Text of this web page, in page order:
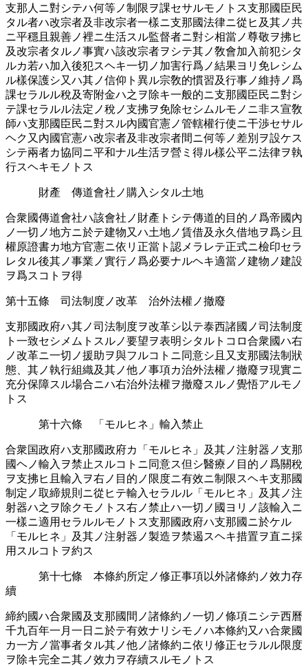
支那人ニ對シテハ何等ノ制限ヲ課セサルモノトス支那國臣民
タル者ハ改宗者及非改宗者一樣ニ支那國法律ニ從ヒ及其ノ共
ニ平穩且親善ノ裡ニ生活スル監督者ニ對シ相當ノ尊󠄁敬ヲ拂ヒ
及改宗者タルノ事實ハ該改宗者ヲシテ其ノ敎會加入前犯シタ
ルカ若ハ加入後犯スヘキ一切ノ加害󠄂行爲ノ結果ヨリ免󠄁レシム
ル樣保護シ又ハ其ノ信仰ト異ル宗敎的慣習󠄁及行事ノ維持ノ爲
課セラルル稅及寄附金ハ之ヲ除キ一般的ニ支那國臣民ニ對シ
テ課セラルル法定ノ稅ノ支拂ヲ免󠄁除セシムルモノニ非ス宣敎
師ハ支那國臣民ニ對スル內國官憲ノ管轄權行使ニ干渉セサル
ヘク又內國官憲ハ改宗者及非改宗者間ニ何等ノ差別ヲ設ケス
シテ兩者カ協同ニ平和ナル生活ヲ營ミ得ル樣公平ニ法律ヲ執
行スヘキモノトス
財產 傳道會社ノ購󠄂入シタル土地
合衆國傳道會社ハ該會社ノ財產トシテ傳道的目的ノ爲帝國內
ノ一切ノ地方ニ於テ建物又ハ土地ノ賃借及永久借地ヲ爲シ且
權原證書カ地方官憲ニ依リ正當ト認󠄁メラレテ正式ニ檢印セラ
レタル後其ノ事業ノ實行ノ爲必要󠄁ナルヘキ適󠄁當ノ建物ノ建設
ヲ爲スコトヲ得
第十五條 司法制度ノ改革 治外法權ノ撤廢
支那國政府ハ其ノ司法制度ヲ改革シ以テ泰西諸國ノ司法制度
ト一致セシメムトスルノ要󠄁望ヲ表明シタルトコロ合衆國ハ右
ノ改革ニ一切ノ援󠄁助ヲ與フルコトニ同意シ且又支那國法制狀
態、其ノ執行組織及其ノ他ノ事項カ治外法權ノ撤廢ヲ現實ニ
充分保障スル場合ニハ右治外法權ヲ撤廢スルノ覺悟アルモノ
トス
第十六條 「モルヒネ」輸入禁止
合衆国政府ハ支那國政府カ「モルヒネ」及其ノ注射器ノ支那
國ヘノ輸入ヲ禁止スルコトニ同意ス但シ醫療ノ目的ノ爲關稅
ヲ支拂ヒ且輸入ヲ右ノ目的ノ限度ニ有效ニ制限スヘキ支那國
制定ノ取締規則ニ從ヒテ輸入セラルル「モルヒネ」及其ノ注
射器ハ之ヲ除クモノトス右ノ禁止ハ一切ノ國ヨリノ該輸入ニ
一樣ニ適󠄁用セラルルモノトス支那國政府ハ支那國ニ於ケル
「モルヒネ」及其ノ注射器ノ製造󠄁ヲ禁遏スヘキ措置ヲ直ニ採󠄁
用スルコトヲ約ス
第十七條 本條約所󠄁定ノ修正事項以外諸條約ノ效力存
續
締約國ハ合衆國及支那國間ノ諸條約ノ一切ノ條項ニシテ西曆
千九百年一月一日ニ於テ有效ナリシモノハ本條約又ハ合衆國
カ一方ノ當事者タル其ノ他ノ諸條約ニ依リ修正セラルル限度
ヲ除キ完全ニ其ノ效力ヲ存續スルモノトス